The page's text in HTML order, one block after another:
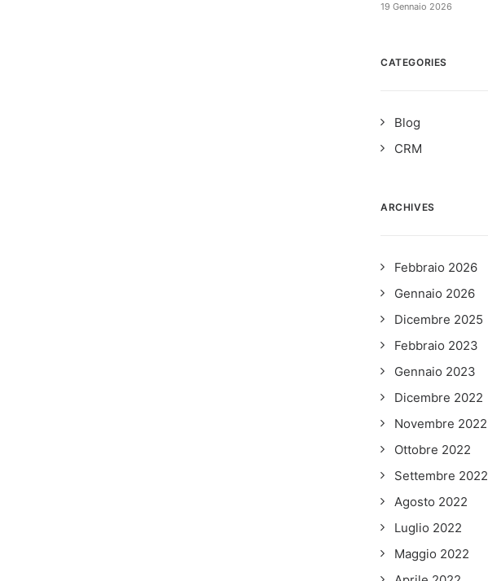
19 Gennaio 2026
CATEGORIES
Blog
CRM
ARCHIVES
Febbraio 2026
Gennaio 2026
Dicembre 2025
Febbraio 2023
Gennaio 2023
Dicembre 2022
Novembre 2022
Ottobre 2022
Settembre 2022
Agosto 2022
Luglio 2022
Maggio 2022